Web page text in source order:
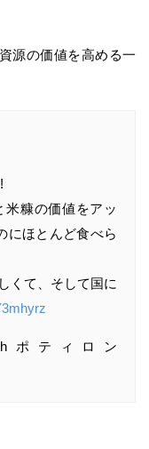
源の価値を高める一
米糠の価値をアッ
にほとんど食べら
くて、そして国に
ポティロン